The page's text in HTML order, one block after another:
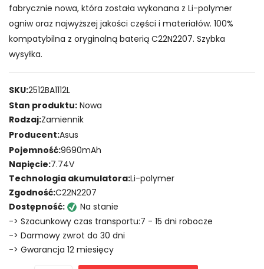
fabrycznie nowa, która została wykonana z Li-polymer
ogniw oraz najwyższej jakości części i materiałów. 100%
kompatybilna z oryginalną baterią C22N2207. Szybka
wysyłka.
SKU:2512BA1112L
Stan produktu: Nowa
Rodzaj:Zamiennik
Producent:Asus
Pojemność:9690mAh
Napięcie:7.74V
Technologia akumulatora:Li-polymer
Zgodność:C22N2207
Dostępność:
Na stanie
-> Szacunkowy czas transportu:7 - 15 dni robocze
-> Darmowy zwrot do 30 dni
-> Gwarancja 12 miesięcy